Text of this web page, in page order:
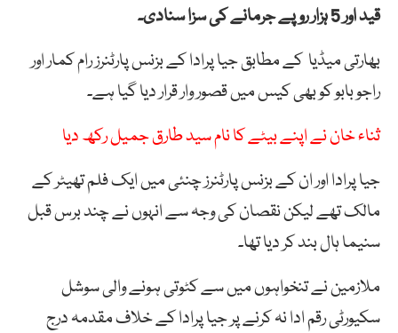
قید اور 5 ہزار روپے جرمانے کی سزا سنادی۔
بھارتی میڈیا کے مطابق جیا پرادا کے بزنس پارٹنرز رام کمار اور
راجو بابو کو بھی کیس میں قصور وار قرار دیا گیا ہے۔
ثناء خان نے اپنے بیٹے کا نام سید طارق جمیل رکھ دیا
جیا پرادا اور ان کے بزنس پارٹنرز چنئی میں ایک فلم تھیٹر کے
مالک تھے لیکن نقصان کی وجہ سے انہوں نے چند برس قبل
سنیما ہال بند کر دیا تھا۔
ملازمین نے تنخواہوں میں سے کٹوتی ہونے والی سوشل
سکیورٹی رقم ادا نہ کرنے پر جیا پرادا کے خلاف مقدمہ درج